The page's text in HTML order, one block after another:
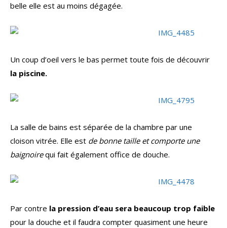
belle elle est au moins dégagée.
Un coup d’oeil vers le bas permet toute fois de découvrir
la piscine.
La salle de bains est séparée de la chambre par une
cloison vitrée. Elle est de bonne taille et comporte une
baignoirequi fait également office de douche.
Par contre la pression d’eau sera beaucoup trop faible
pour la douche et il faudra compter quasiment une heure